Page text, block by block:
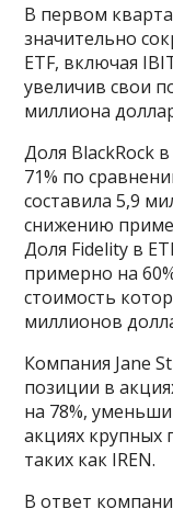
В первом
значительно
ETF, включая
увеличив свои
миллиона
Доля BlackRock
71% по
составила 5,9
снижению
Доля Fidelity в
примерно на
стоимость
миллионов
Компания Jane
позиции в
на 78%,
акциях
таких как IREN.
В ответ